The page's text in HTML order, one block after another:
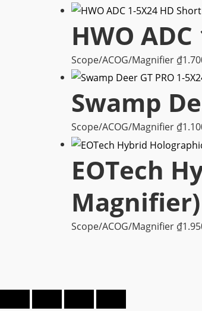
HWO
Scope/ACOG/Magnifier ₫
Swamp
Scope/ACOG/Magnifier ₫
EOTech
Magnifier)
Scope/ACOG/Magnifier ₫